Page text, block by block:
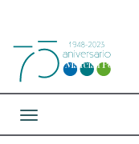
Toggle navigation